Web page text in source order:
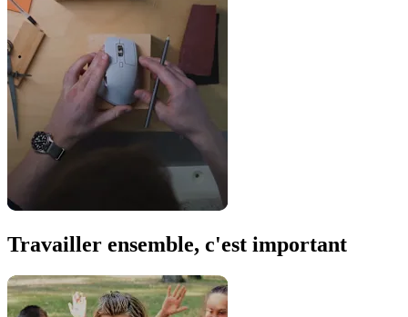
Travailler ensemble, c'est important